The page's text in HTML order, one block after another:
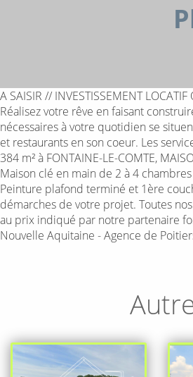
A SAISIR // INVESTISSEMENT
Réalisez votre rêve en faisant
nécessaires à votre quotidien se
et restaurants en son coeur. Les
384 m² à FONTAINE-LE-COMTE,
Maison clé en main de 2 à 4
Peinture plafond terminé et 1ère
démarches de votre projet. Toutes
au prix indiqué par notre partenaire
Nouvelle Aquitaine - Agence de